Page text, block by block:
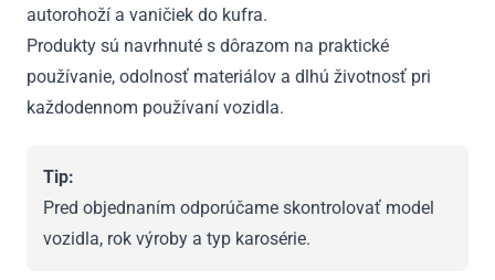
autorohoží a vaničiek do kufra.
Produkty sú navrhnuté s dôrazom na praktické
používanie, odolnosť materiálov a dlhú životnosť pri
každodennom používaní vozidla.
Tip:
Pred objednaním odporúčame skontrolovať model
vozidla, rok výroby a typ karosérie.